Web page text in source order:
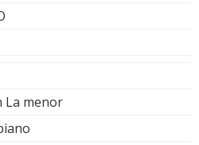
La menor